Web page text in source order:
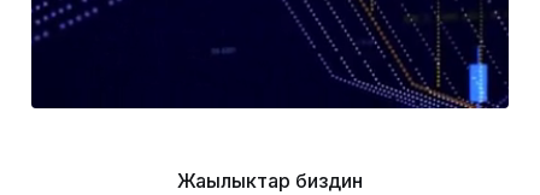
Жаңылыктар биздин